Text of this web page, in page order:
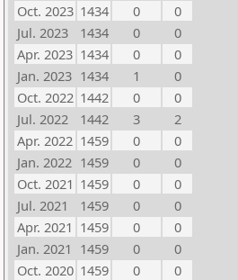
Oct. 2023 1434 0
0
Jul. 2023
1434 0
0
Apr. 2023 1434 0
0
Jan. 2023 1434 1
0
Oct. 2022 1442 0
0
Jul. 2022
1442 3
2
Apr. 2022 1459 0
0
Jan. 2022 1459 0
0
Oct. 2021 1459 0
0
Jul. 2021
1459 0
0
Apr. 2021 1459 0
0
Jan. 2021 1459 0
0
Oct. 2020 1459 0
0